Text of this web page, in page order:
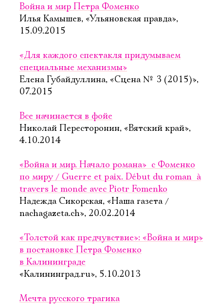
Война и мир Петра Фоменко
Илья Камышев, «Ульяновская правда»,
15.09.2015
«Для каждого спектакля придумываем
специальные механизмы»
Елена Губайдуллина, «Сцена № 3 (2015)»,
07.2015
Все начинается в фойе
Николай Пересторонин, «Вятский край»,
4.10.2014
«Война и мир. Начало романа»  с Фоменко
по миру / Guerre et paix. Début du roman  à
travers le monde avec Piotr Fomenko
Надежда Сикорская, «Наша газета /
nachagazeta.ch», 20.02.2014
«Толстой как предчувствие»: «Война и мир»
в постановке Петра Фоменко
в Калининграде
«Калининград.ru», 5.10.2013
Мечта русского трагика